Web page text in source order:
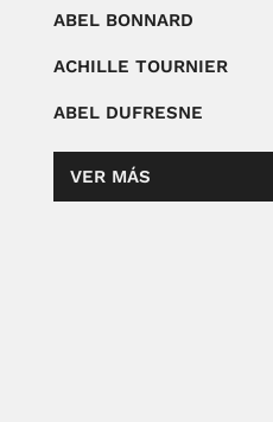
ABEL BONNARD
ACHILLE TOURNIER
ABEL DUFRESNE
VER MÁS